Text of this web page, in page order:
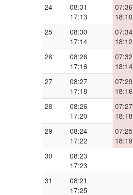
24
08:31
17:13
07:36
18:10
25
08:30
17:14
07:34
18:12
26
08:28
17:16
07:32
18:14
27
08:27
17:18
07:29
18:16
28
08:26
17:20
07:27
18:18
29
08:24
17:22
07:25
18:19
30
08:23
17:23
31
08:21
17:25